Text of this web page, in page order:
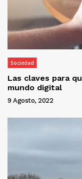
Sociedad
Las claves para
mundo digital
9 Agosto, 2022